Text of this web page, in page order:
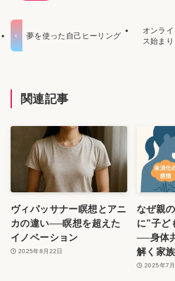
夢を使った自己ヒーリング
オンラ
ス始ま
関連記事
ヴィパッサナー瞑想とアニ
カの違い──瞑想を超えた
イノベーション
2025年8月22日
なぜ親
に”子ど
──身体
解く家
2025年7